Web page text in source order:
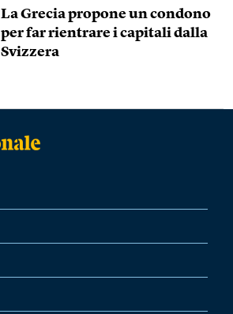
La Grecia propone un condono
per far rientrare i capitali dalla
Svizzera